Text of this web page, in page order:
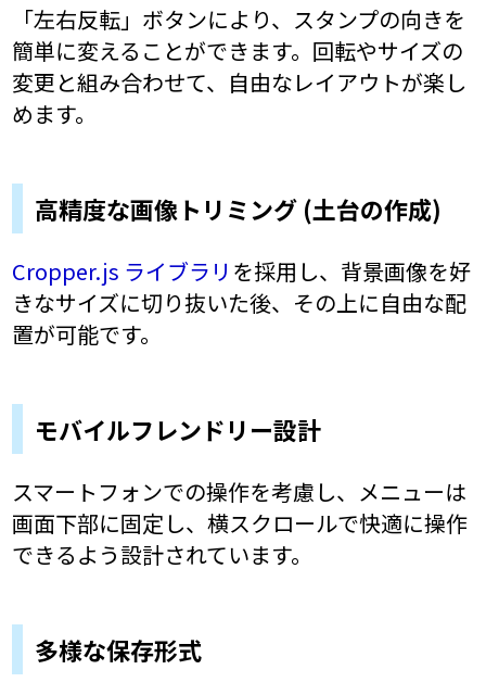
「左右反転」ボタンにより、スタンプの向きを
簡単に変えることができます。回転やサイズの
変更と組み合わせて、自由なレイアウトが楽し
めます。
高精度な画像トリミング (土台の作成)
Cropper.js ライブラリ を採用し、背景画像を好
きなサイズに切り抜いた後、その上に自由な配
置が可能です。
モバイルフレンドリー設計
スマートフォンでの操作を考慮し、メニューは
画面下部に固定し、横スクロールで快適に操作
できるよう設計されています。
多様な保存形式